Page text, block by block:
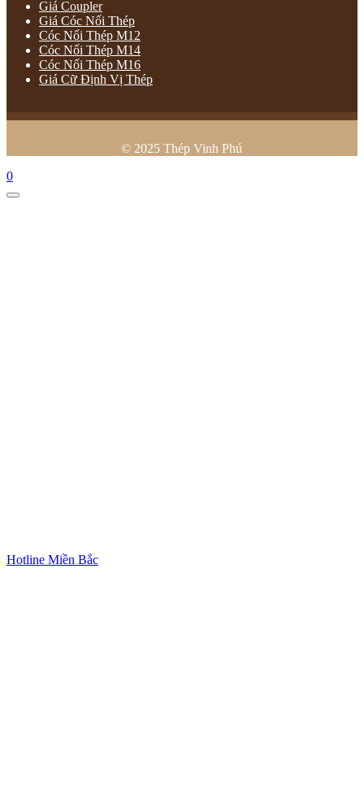
Giá Coupler
Giá Cóc Nối Thép
Cóc Nối Thép M12
Cóc Nối Thép M14
Cóc Nối Thép M16
Giá Cữ Định Vị Thép
© 2025 Thép Vinh Phú
0
Hotline Miền Bắc